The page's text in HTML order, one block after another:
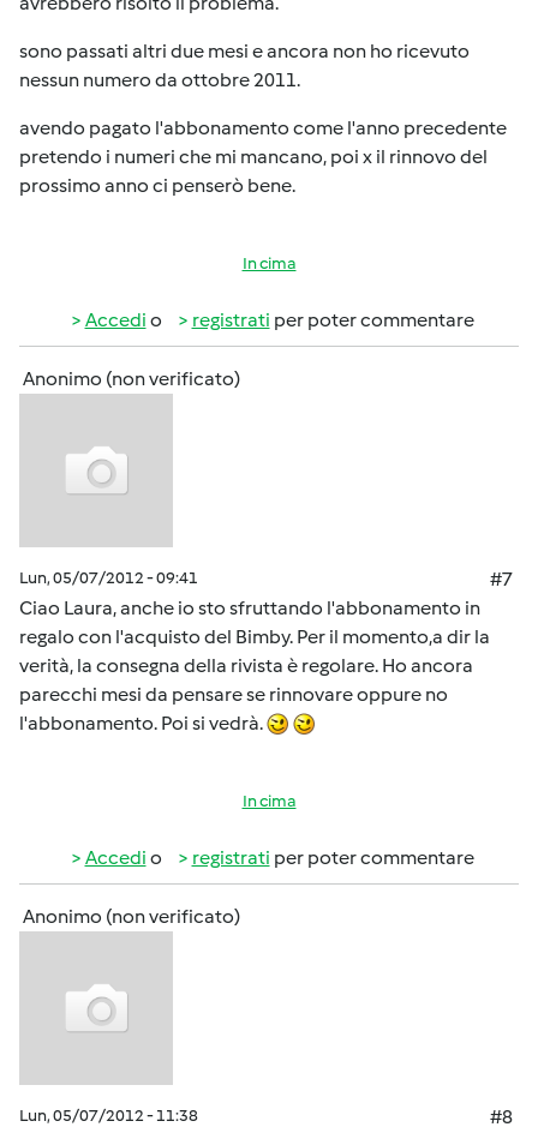
sono passati altri due mesi e ancora non ho ricevuto
nessun numero da ottobre 2011.
avendo pagato l'abbonamento come l'anno precedente
pretendo i numeri che mi mancano, poi x il rinnovo del
prossimo anno ci penserò bene.
In cima
Accedi o registrati per poter commentare
Anonimo (non verificato)
Lun, 05/07/2012 - 09:41
#7
Ciao Laura, anche io sto sfruttando l'abbonamento in
regalo con l'acquisto del Bimby. Per il momento,a dir la
verità, la consegna della rivista è regolare. Ho ancora
parecchi mesi da pensare se rinnovare oppure no
l'abbonamento. Poi si vedrà.
In cima
Accedi o registrati per poter commentare
Anonimo (non verificato)
Lun, 05/07/2012 - 11:38
#8